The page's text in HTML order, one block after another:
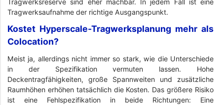
Tragwerksreserve sind eher machbar. In jedem Fall ist eine
Tragwerksaufnahme der richtige Ausgangspunkt.
Kostet Hyperscale-Tragwerksplanung mehr als
Colocation?
Meist ja, allerdings nicht immer so stark, wie die Unterschiede
in der Spezifikation vermuten lassen. Hohe
Deckentragfähigkeiten, große Spannweiten und zusätzliche
Raumhöhen erhöhen tatsächlich die Kosten. Das größere Risiko
ist eine Fehlspezifikation in beide Richtungen: Eine